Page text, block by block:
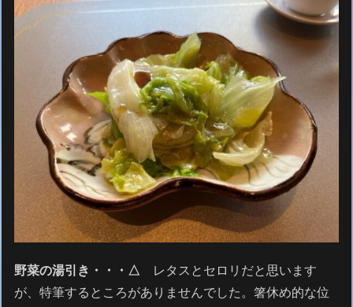
野菜の湯引き・・・△ レタスとセロリだと思います
が、特筆するところがありませんでした。箸休め的な位